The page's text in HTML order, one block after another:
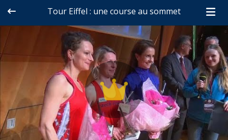
Tour Eiffel : une course au sommet